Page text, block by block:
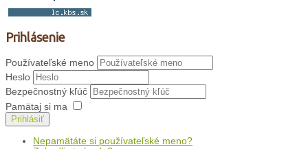
Prihlásenie
Používateľské meno
Heslo
Bezpečnostný kľúč
Pamätaj si ma
Prihlásiť
Nepamätáte si používateľské meno?